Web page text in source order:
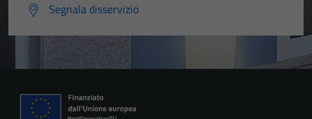
Segnala disservizio